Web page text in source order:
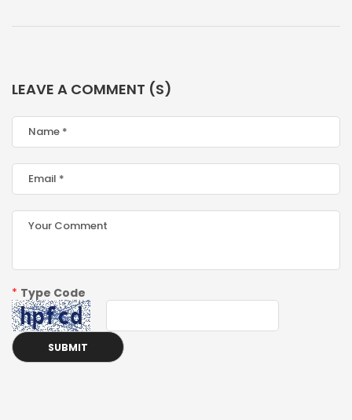
LEAVE A COMMENT (S)
* Type Code